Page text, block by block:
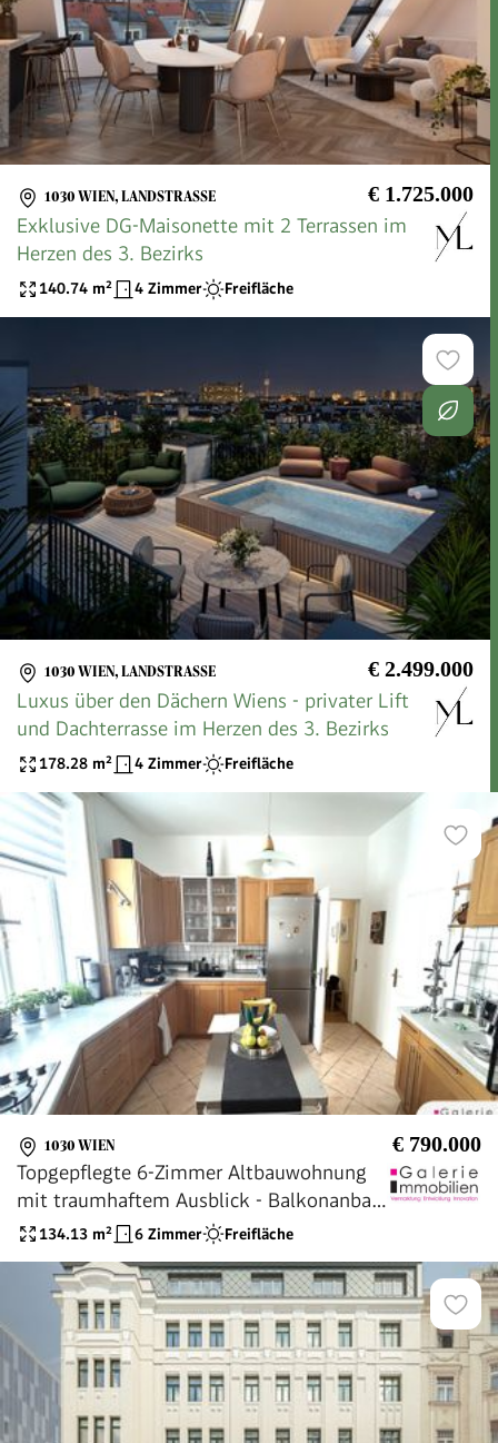
1030 WIEN, LANDSTRASSE € 1.725.000
Exklusive DG-Maisonette mit 2 Terrassen im
Herzen des 3. Bezirks
140.74 m² 4 Zimmer Freifläche
1030 WIEN, LANDSTRASSE € 2.499.000
Luxus über den Dächern Wiens - privater Lift
und Dachterrasse im Herzen des 3. Bezirks
178.28 m² 4 Zimmer Freifläche
1030 WIEN € 790.000
Topgepflegte 6-Zimmer Altbauwohnung
mit traumhaftem Ausblick - Balkonanbau
genehmigt!
134.13 m² 6 Zimmer Freifläche